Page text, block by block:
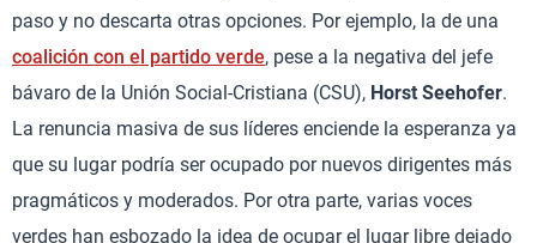
paso y no descarta otras opciones. Por ejemplo, la de una
coalición con el partido verde, pese a la negativa del jefe
bávaro de la Unión Social-Cristiana (CSU), Horst Seehofer.
La renuncia masiva de sus líderes enciende la esperanza ya
que su lugar podría ser ocupado por nuevos dirigentes más
pragmáticos y moderados. Por otra parte, varias voces
verdes han esbozado la idea de ocupar el lugar libre dejado